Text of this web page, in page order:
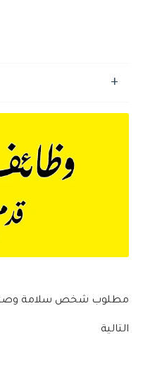
مطلوب شخص سلامة
التالية